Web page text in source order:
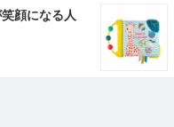
顔になる人